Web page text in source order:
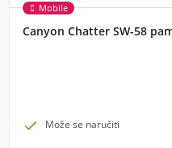
Mobile
Canyon Chatter SW-58
 Može se naručiti